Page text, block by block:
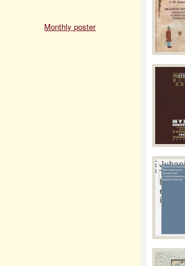
Monthly poster